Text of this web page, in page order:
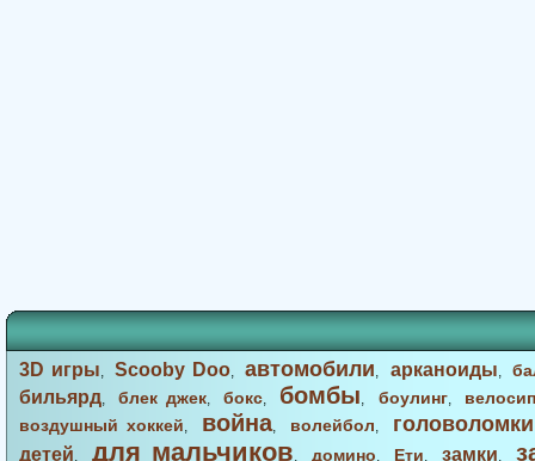
3D игры,Scooby Doo,автомобили, арканоиды,
бильярд,блек джек,бокс, бомбы, боулинг,
воздушный хоккей, война, волейбол, головоломки
детей, для мальчиков, домино, Ети, замки,